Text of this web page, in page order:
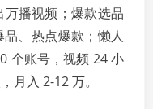
播视频；爆款选品
、热点爆款；懒人
个账号，视频 24 小
月入 2-12 万。